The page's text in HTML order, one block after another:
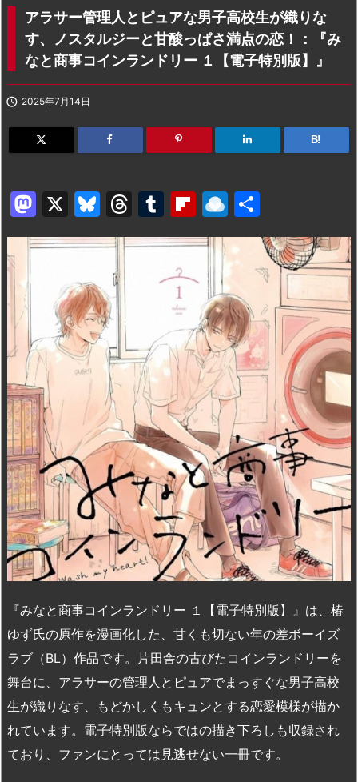
アラサー管理人とピュアな男子高校生が織りな
す、ノスタルジーと甘酸っぱさ満点の恋！：『み
なと商事コインランドリー １【電子特別版】』
 2025年7月14日
B!
M
a
st
o
n
X
Bl
u
e
s
k
y
T
hr
e
T
u
m
bl
r
Fl
ip
b
o
ar
d
R
ai
n
dr
o
p.
io
有
『みなと商事コインランドリー １【電子特別版】』は、椿
ゆず氏の原作を漫画化した、甘くも切ない年の差ボーイズ
ラブ（BL）作品です。片田舎の古びたコインランドリーを
舞台に、アラサーの管理人とピュアでまっすぐな男子高校
生が織りなす、もどかしくもキュンとする恋愛模様が描か
れています。電子特別版ならではの描き下ろしも収録され
ており、ファンにとっては見逃せない一冊です。